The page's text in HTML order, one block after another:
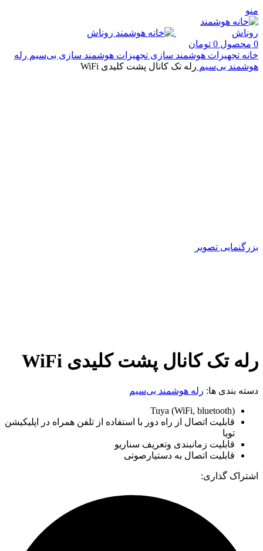
منو
0 محصول 0 تومان
خانه تجهیزات هوشمند سازی تجهیزات هوشمند سازی بی‌سیم رله
هوشمند بی‌سیم رله تک کانال پشت کلیدی WiFi
بزرگنمایی تصویر
رله تک کانال پشت کلیدی WiFi
دسته بندی ها: رله هوشمند بی‌سیم
Tuya (WiFi, bluetooth)
قابلیت اتصال از راه دور با استفاده از تلفن همراه در اپلیکیشن
تویا
قابلیت زمانبندی وتعریف سناریو
قابلیت اتصال به دستیارصوتی
اشتراک گذاری: